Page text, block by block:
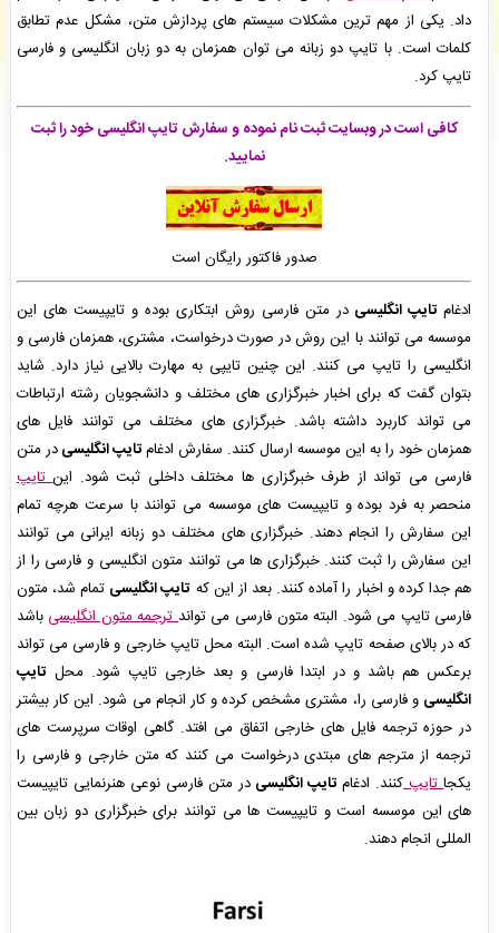
سید محمد رضا حسینی مقدم: پیش پرداخت شما با موفقیت تایید شد و سفارش ترجمه، شما در
حال انجام است. - ( دوشنبه ۰۵/۰۵/۱۹ ۲۲:۵۲:۰۹)
امیرحسین آقاجمالی اصل : پیش فاکتور شما با موفقیت پرداخت شد و سفارش تایپ، صفحه آرایی
شما در حال انجام است. -
کافی نت داتیس: فاکتور نهایی برای سفارش تایپ، صفحه آرایی شما صادر گردید برای دریافت
سفارش خود اقدام نمایید. - ( دوشنبه ۰۵/۰۵/۱۹ ۲۲:۱۸:۲۳)
داد. یکی از مهم ترین مشکلات سیستم های پردازش متن، مشکل عدم تطابق
کلمات است. با تایپ دو زبانه می توان همزمان به دو زبان انگلیسی و فارسی
تایپ کرد.
کافی است در وبسایت ثبت نام نموده و سفارش تایپ انگلیسیخود را ثبت
نمایید.
صدور فاکتور رایگان است
ادغام تایپ انگلیسی در متن فارسی روش ابتکاری بوده و تایپیست های این
موسسه می توانند با این روش در صورت درخواست، مشتری، همزمان فارسی و
انگلیسی را تایپ می کنند. این چنین تایپی به مهارت بالایی نیاز دارد. شاید
بتوان گفت که برای اخبار خبرگزاری های مختلف و دانشجویان رشته ارتباطات
می تواند کاربرد داشته باشد. خبرگزاری های مختلف می توانند فایل های
همزمان خود را به این موسسه ارسال کنند. سفارش ادغامتایپ انگلیسیدر متن
فارسی می تواند از طرف خبرگزاری ها مختلف داخلی ثبت شود. اینتایپ
منحصر به فرد بوده و تایپیست های موسسه می توانند با سرعت هرچه تمام
این سفارش را انجام دهند. خبرگزاری های مختلف دو زبانه ایرانی می توانند
این سفارش را ثبت کنند. خبرگزاری ها می توانند متون انگلیسی و فارسی را از
هم جدا کرده و اخبار را آماده کنند. بعد از این که تایپ انگلیسی تمام شد، متون
فارسی تایپ می شود. البته متون فارسی می تواندترجمه متون انگلیسی باشد
که در بالای صفحه تایپ شده است. البته محل تایپ خارجی و فارسی می تواند
برعکس هم باشد و در ابتدا فارسی و بعد خارجی تایپ شود. محل تایپ
انگلیسی و فارسی را، مشتری مشخص کرده و کار انجام می شود. این کار بیشتر
در حوزه ترجمه فایل های خارجی اتفاق می افتد. گاهی اوقات سرپرست های
ترجمه از مترجم های مبتدی درخواست می کنند که متن خارجی و فارسی را
یکجاتایپکنند. ادغام تایپ انگلیسی در متن فارسی نوعی هنرنمایی تایپیست
های این موسسه است و تایپیست ها می توانند برای خبرگزاری دو زبان بین
المللی انجام دهند.